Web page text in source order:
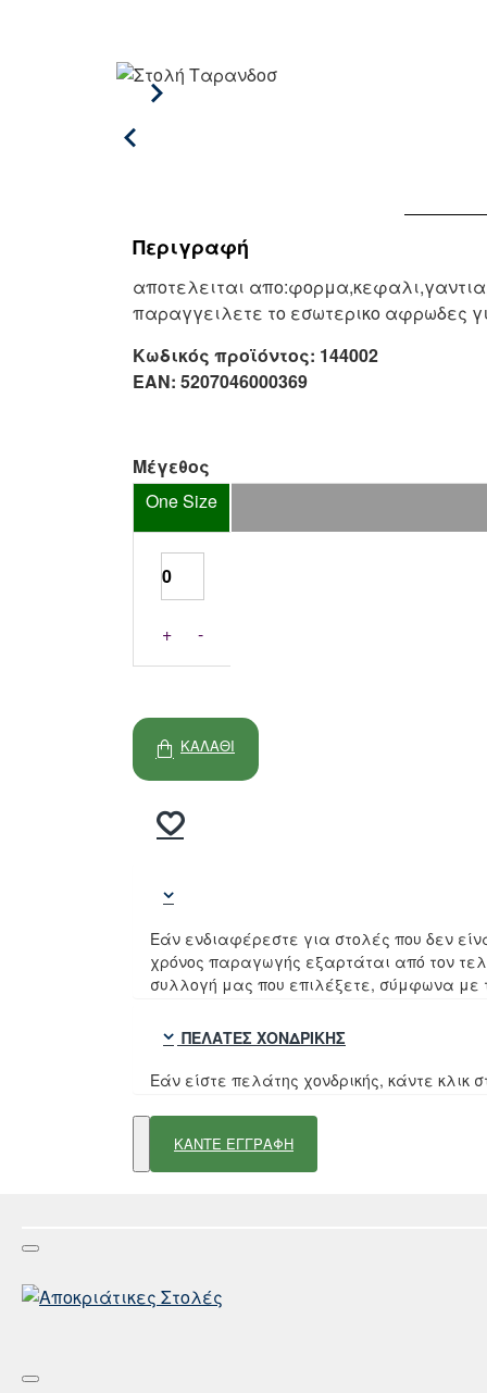
Περιγραφή
αποτελειται
παραγγειλετε το εσωτερικο αφρωδες
Κωδικός προϊόντος: 144002
EAN: 5207046000369
Μέγεθος
One Size
+ -
ΚΑΛΆΘΙ
Εάν ενδιαφέρεστε για στολές που δεν
χρόνος παραγωγής εξαρτάται από τον
συλλογή μας που επιλέξετε, σύμφωνα με
ΠΕΛΆΤΕΣ ΧΟΝΔΡΙΚΉΣ
Εάν είστε πελάτης χονδρικής, κάντε
ΚΑΝΤΕ ΕΓΓΡΑΦΗ